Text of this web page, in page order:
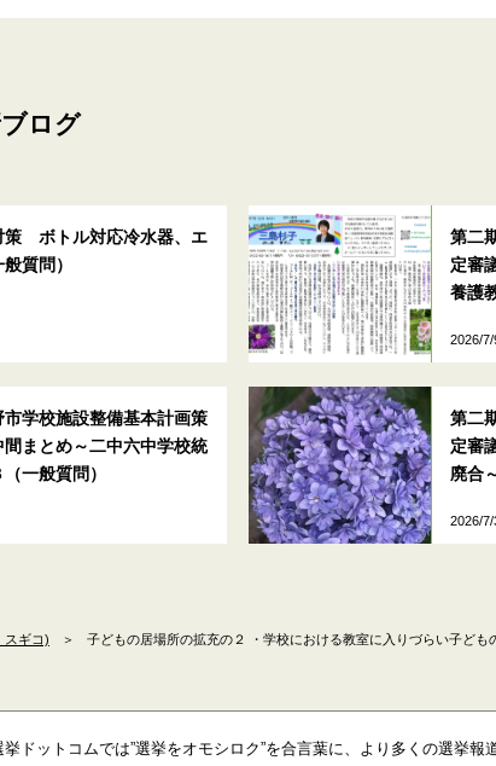
ログ
策 ボトル対応冷水器、エ
質問）
第二
定審
養護
2026/7/
学校施設整備基本計画策
間まとめ～二中六中学校統
一般質問）
第二
定審
廃合
2026/7/
スギコ) ＞ 子どもの居場所の拡充の２ ・学校における教室に入りづらい子ども
挙ドットコムでは”選挙をオモシロク”を合言葉に、より多くの選挙